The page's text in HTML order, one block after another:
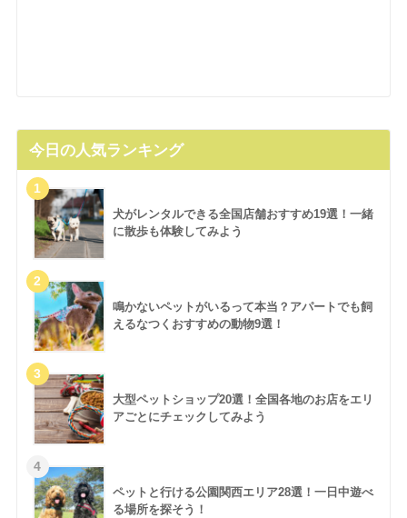
今日の人気ランキング
犬がレンタルできる全国店舗おすすめ19選！一緒
に散歩も体験してみよう
鳴かないペットがいるって本当？アパートでも飼
えるなつくおすすめの動物9選！
大型ペットショップ20選！全国各地のお店をエリ
アごとにチェックしてみよう
ペットと行ける公園関西エリア28選！一日中遊べ
る場所を探そう！